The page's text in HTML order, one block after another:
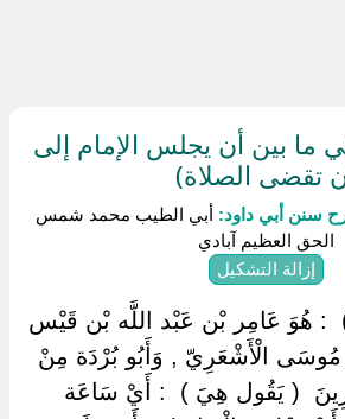
بين أن يجلس الإمام إلى
تقضى الصلاة)
سنن أبي داود: أبي الطيب محمد شمس
الحق العظيم آبادي
إزالة التشكيل
‏: هُوَ عَامِر بْن عَبْد اللَّه بْن قَيْس
مُوسَى الْأَشْعَرِيّ , وَأَبُو بُرْدَة مِنْ
‏( يَقُول هِيَ ) ‏ ‏: أَيْ سَاعَة